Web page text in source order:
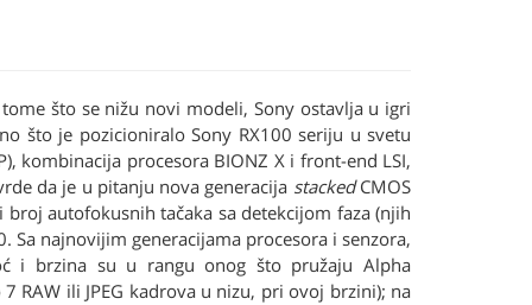
što se nižu novi modeli, Sony ostavlja u igri
što je pozicioniralo Sony RX100 seriju u svetu
kombinacija procesora BIONZ X i front-end LSI,
da je u pitanju nova generacija stackedCMOS
autofokusnih tačaka sa detekcijom faza (njih
najnovijim generacijama procesora i senzora,
i brzina su u rangu onog što pružaju Alpha
RAW ili JPEG kadrova u nizu, pri ovoj brzini); na